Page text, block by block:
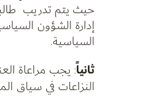
حيث يتم تدريب
إدارة الشؤون
السياسية.
ثانياً: يجب مراعاة
النزاعات في سياق